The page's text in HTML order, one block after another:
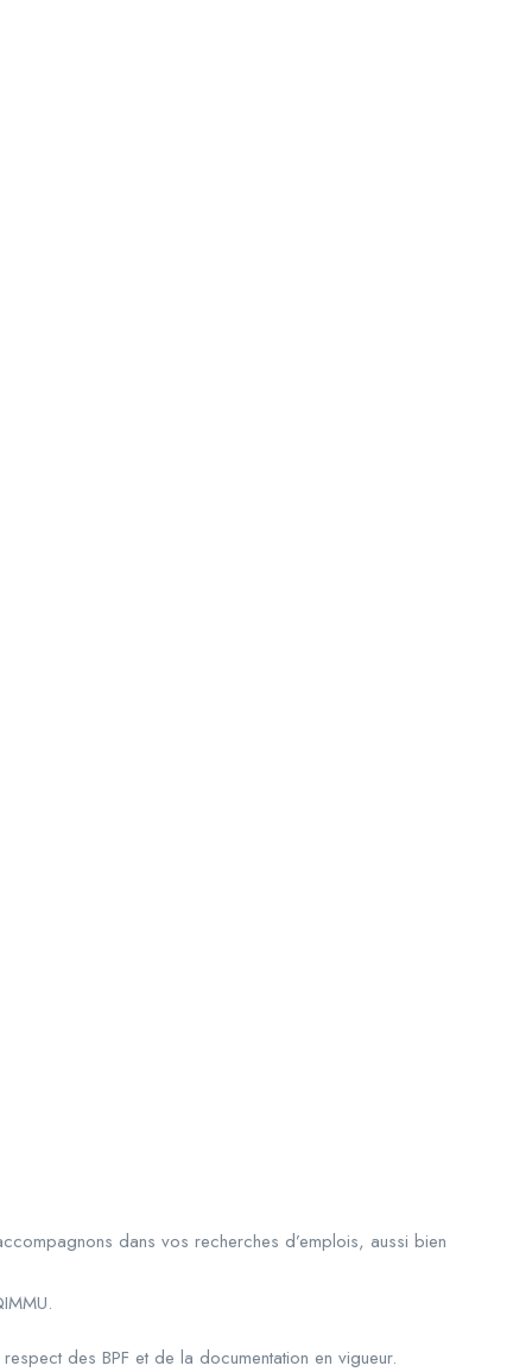
dans vos recherches d’emplois, aussi bien
des BPF et de la documentation en vigueur.